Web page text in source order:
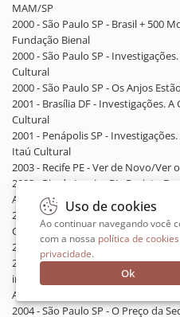
MAM/SP
2000 - São Paulo SP - Brasil + 500
Fundação Bienal
2000 - São Paulo SP -
Cultural
2000 - São Paulo SP - Os Anjos
2001 - Brasília DF - Investigações.
Cultural
2001 - Penápolis SP -
Itaú Cultural
2003 - Recife PE - Ver de Novo/Ver
2003 - Rio de Janeiro RJ - Projeto
Arte
2003 - São Paulo SP - Arte e
Cultural
2003 - São Paulo SP - Entre
2003 - São Paulo SP - Negras
imaginário luso-afro-brasileiro e a
Arte do Sesi
2004 - São Paulo SP - O Preço da
Uso de cookies
Ao continuar navegando você
com a nossa política de
privacidade.
Ok